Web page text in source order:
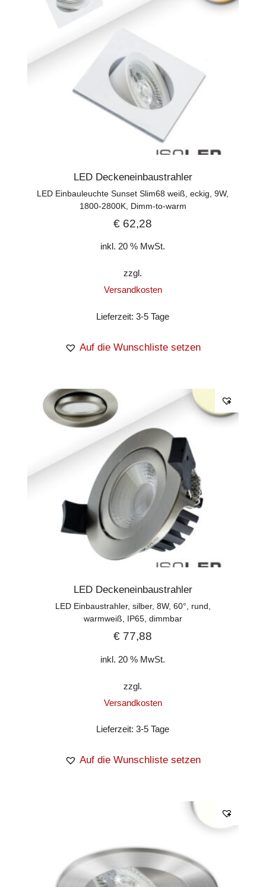
LED Deckeneinbaustrahler
LED Einbauleuchte Sunset Slim68 weiß, eckig, 9W,
1800-2800K, Dimm-to-warm
€ 62,28
inkl. 20 % MwSt.
zzgl.
Versandkosten
Lieferzeit:3-5 Tage
Auf die Wunschliste setzen
LED Deckeneinbaustrahler
LED Einbaustrahler, silber, 8W, 60°, rund,
warmweiß, IP65, dimmbar
€ 77,88
inkl. 20 % MwSt.
zzgl.
Versandkosten
Lieferzeit:3-5 Tage
Auf die Wunschliste setzen